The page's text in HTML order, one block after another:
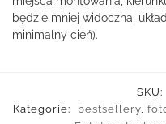
będzie mniej widoczna,
minimalny cień).
SKU:
Kategorie:
bestsellery,